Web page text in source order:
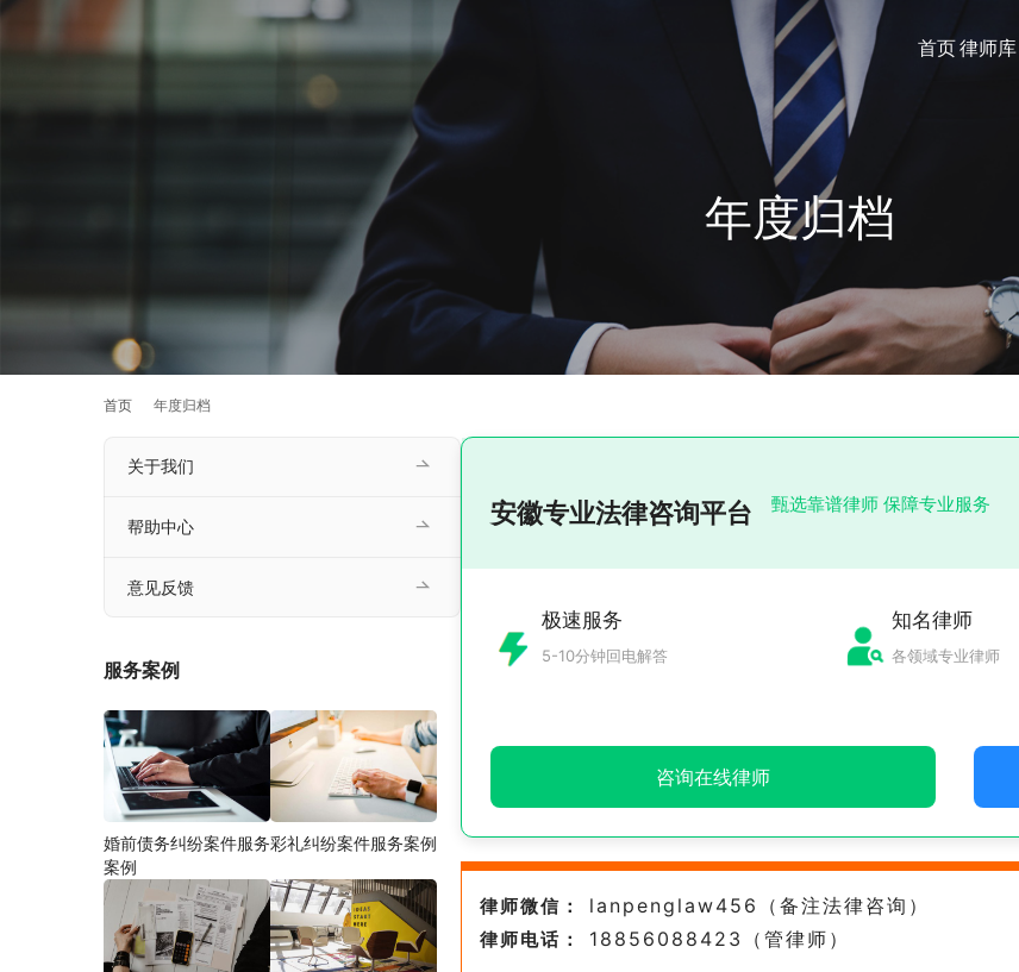
首页律师库
年度归档
首页 年度归档
安徽专业法律咨询平台 甄选靠谱律师 保障专业服务
极速服务
5-10分钟回电解答
知名律师
各领域专业律师
咨询在线律师
律师微信： lanpenglaw456（备注法律咨询）
律师电话： 18856088423（管律师）
关于我们
帮助中心
意见反馈
服务案例
婚前债务纠纷案件服务
案例
彩礼纠纷案件服务案例